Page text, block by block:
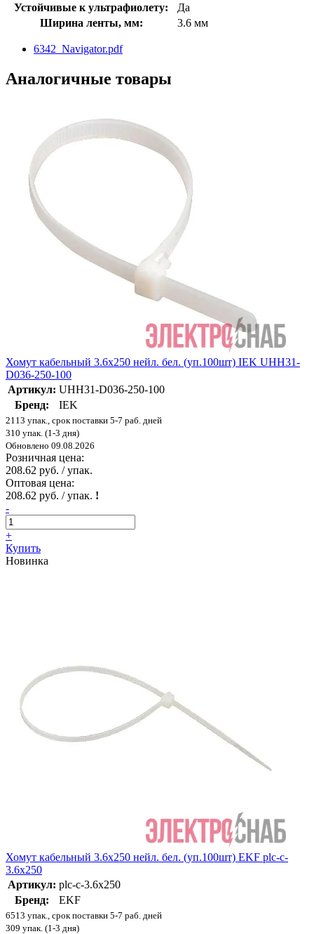
Устойчивые к ультрафиолету:
Да
Ширина ленты, мм:
3.6 мм
6342_Navigator.pdf
Аналогичные товары
Хомут кабельный 3.6х250 нейл. бел. (уп.100шт) IEK UHH31-
D036-250-100
Артикул: UHH31-D036-250-100
Бренд:
IEK
2113 упак., срок поставки 5-7 раб. дней
310 упак. (1-3 дня)
Обновлено 09.08.2026
Розничная цена:
208.62 руб. / упак.
Оптовая цена:
208.62 руб. / упак. !
-
+
Купить
Новинка
Хомут кабельный 3.6х250 нейл. бел. (уп.100шт) EKF plc-c-
3.6x250
Артикул: plc-c-3.6x250
Бренд:
EKF
6513 упак., срок поставки 5-7 раб. дней
309 упак. (1-3 дня)